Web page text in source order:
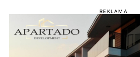
REKLAMA